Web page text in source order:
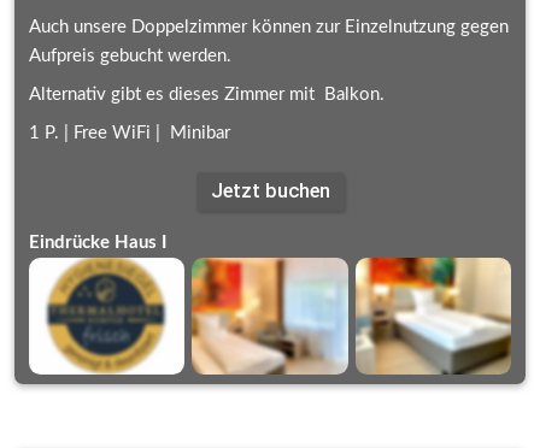
Auch unsere Doppelzimmer können zur Einzelnutzung gegen
Aufpreis gebucht werden.
Alternativ gibt es dieses Zimmer mit  Balkon.
1 P. | Free WiFi |  Minibar
Jetzt buchen
Eindrücke Haus I